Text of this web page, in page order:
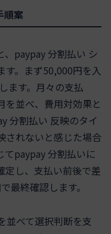
順案
、paypay 分割払い シ
す。まず50,000円を入
ます。月々の支払
を並べ、費用対効果と
分割払い 反映のタイ
されないと感じた場合
てpaypay 分割払いに
定し、支払い前後で差
最終確認します。
並べて選択判断を支